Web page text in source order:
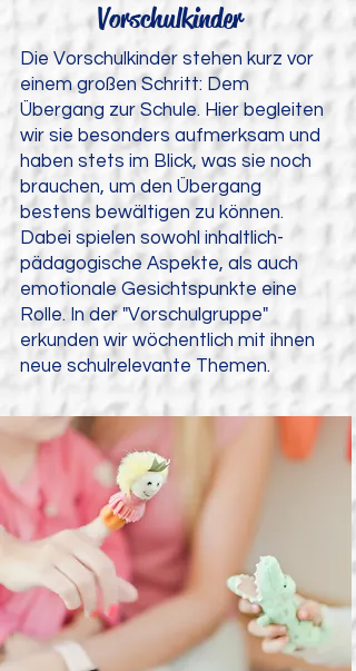
Vorschulkinder
Die Vorschulkinder stehen kurz vor
einem großen Schritt: Dem
Übergang zur Schule. Hier begleiten
wir sie besonders aufmerksam und
haben stets im Blick, was sie noch
brauchen, um den Übergang
bestens bewältigen zu können.
Dabei spielen sowohl inhaltlich-
pädagogische Aspekte, als auch
emotionale Gesichtspunkte eine
Rolle. In der "Vorschulgruppe"
erkunden wir wöchentlich mit ihnen
neue schulrelevante Themen.